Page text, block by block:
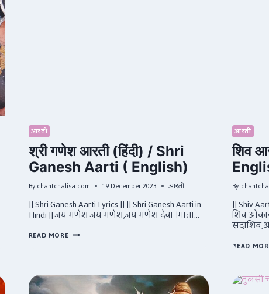
आरती
श्री गणेश आरती (हिंदी) / Shri
Ganesh Aarti ( English)
Bychantchalisa.com 19 December 2023 आरती
|| Shri Ganesh Aarti Lyrics || || Shri Ganesh Aarti in
Hindi || जय गणेश जय गणेश,जय गणेश देवा ।माता…
READ MOREश्री
गणेश
SHRI
GANESH
आरती
शिव
By
|| Shiv
शिव
READ